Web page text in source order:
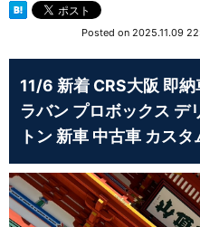
Posted on 2025.11.09
11/6 新着 CRS大阪 即
ラバン プロボックス デ
トン 新車 中古車 カス